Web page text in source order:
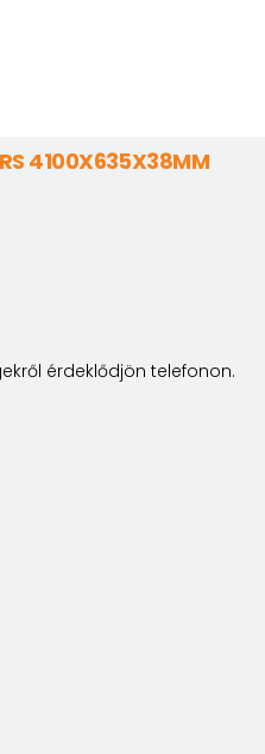
4100X635X38MM
érdeklődjön telefonon.